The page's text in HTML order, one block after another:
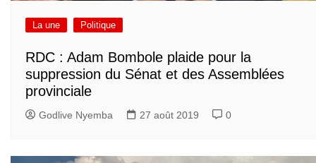
La une Politique
RDC : Adam Bombole plaide pour la
suppression du Sénat et des Assemblées
provinciale
Godlive Nyemba 27 août 2019 0